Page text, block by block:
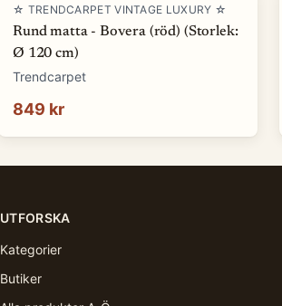
☆ TRENDCARPET VINTAGE LUXURY ☆
Rund matta - Bovera (röd) (Storlek:
Ø 120 cm)
Trendcarpet
849 kr
UTFORSKA
Kategorier
Butiker